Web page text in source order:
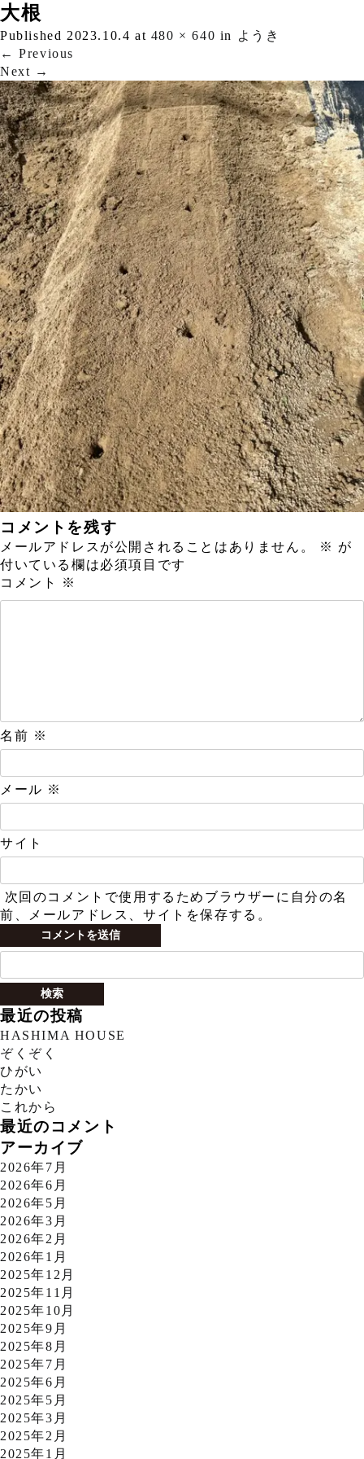
大根
Published 2023.10.4 at 480 × 640 in
ようき
← Previous
Next →
コメントを残す
メールアドレスが公開されることはありません。 ※ が
付いている欄は必須項目です
コメント
※
名前 ※
メール ※
サイト
次回のコメントで使用するためブラウザーに自分の名
前、メールアドレス、サイトを保存する。
検
最近の投稿
HASHIMA HOUSE
ぞくぞく
ひがい
たかい
これから
最近のコメント
アーカイブ
2026年7月
2026年6月
2026年5月
2026年3月
2026年2月
2026年1月
2025年12月
2025年11月
2025年10月
2025年9月
2025年8月
2025年7月
2025年6月
2025年5月
2025年3月
2025年2月
2025年1月